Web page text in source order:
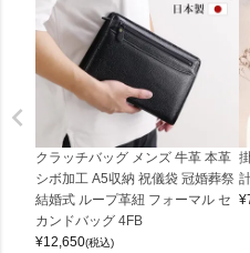
クラッチバッグ メンズ 牛革 本革
シボ加工 A5収納 祝儀袋 冠婚葬祭
結婚式 ループ革紐 フォーマル セ
カンドバッグ 4FB
¥12,650(税込)
¥